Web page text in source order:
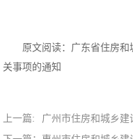
原文阅读： 广东省住房和
关事项的通知
上一篇:
广州市住房和城乡